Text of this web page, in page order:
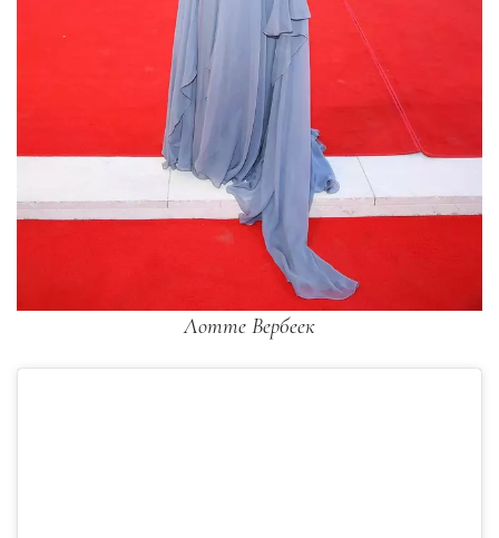
Лотте Вербеек